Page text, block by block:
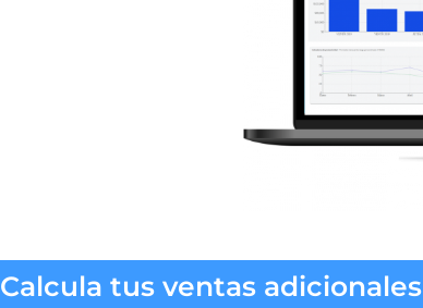
Calcula tus ventas adicionales